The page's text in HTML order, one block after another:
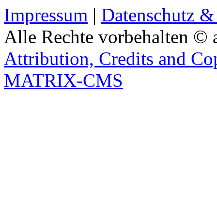
Impressum | Datenschutz
Alle Rechte vorbehalten ©
Attribution, Credits and
MATRIX-CMS